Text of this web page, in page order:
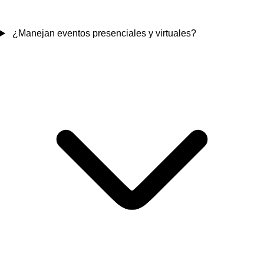
¿Manejan eventos presenciales y virtuales?